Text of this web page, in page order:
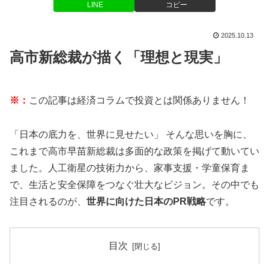
LINE コピー
2025.10.13
高市新総裁が描く「理想と現実」
※： この記事は経済コラムで投資とは関係ありません！
「日本の底力を、世界に見せたい」 そんな思いを胸に、
これまで高市早苗新総裁は多面的な政策を掲げて動いてい
ました。人工衛星の技術力から、家事支援・学童保育ま
で、生活と安全保障をつなぐ壮大なビジョン。その中でも
注目されるのが、 世界に向けた日本のPR戦略です。
目次